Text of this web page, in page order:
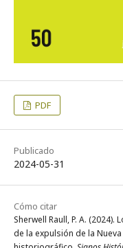
PDF
Publicado
2024-05-31
Cómo citar
Sherwell Raull, P. A.
de la expulsión de la